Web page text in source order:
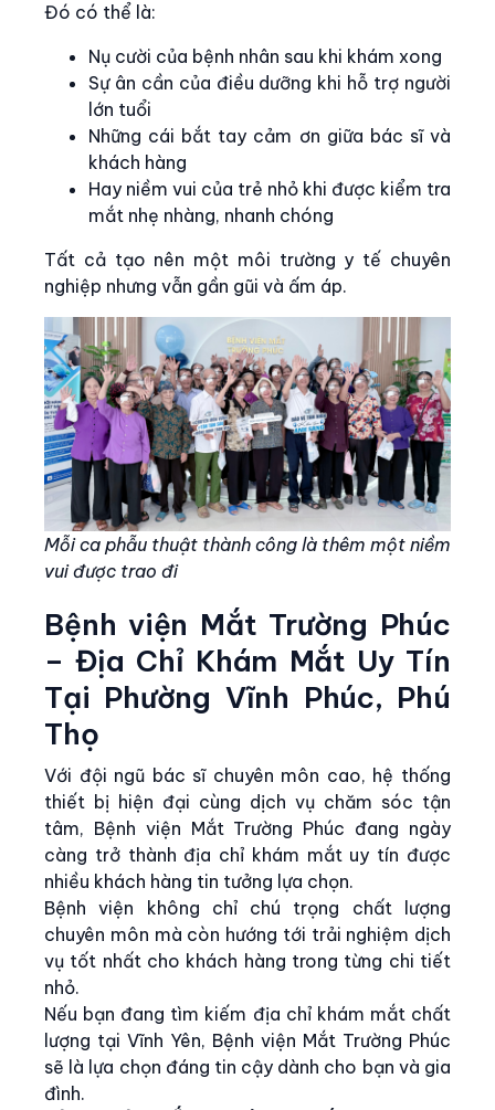
Đó có thể là:
Nụ cười của bệnh nhân sau khi khám xong
Sự ân cần của điều dưỡng khi hỗ trợ người
lớn tuổi
Những cái bắt tay cảm ơn giữa bác sĩ và
khách hàng
Hay niềm vui của trẻ nhỏ khi được kiểm tra
mắt nhẹ nhàng, nhanh chóng
Tất cả tạo nên một môi trường y tế chuyên
nghiệp nhưng vẫn gần gũi và ấm áp.
Mỗi ca phẫu thuật thành công là thêm một niềm
vui được trao đi
Bệnh viện Mắt Trường Phúc
– Địa Chỉ Khám Mắt Uy Tín
Tại Phường Vĩnh Phúc, Phú
Thọ
Với đội ngũ bác sĩ chuyên môn cao, hệ thống
thiết bị hiện đại cùng dịch vụ chăm sóc tận
tâm, Bệnh viện Mắt Trường Phúc đang ngày
càng trở thành địa chỉ khám mắt uy tín được
nhiều khách hàng tin tưởng lựa chọn.
Bệnh viện không chỉ chú trọng chất lượng
chuyên môn mà còn hướng tới trải nghiệm dịch
vụ tốt nhất cho khách hàng trong từng chi tiết
nhỏ.
Nếu bạn đang tìm kiếm địa chỉ khám mắt chất
lượng tại Vĩnh Yên, Bệnh viện Mắt Trường Phúc
sẽ là lựa chọn đáng tin cậy dành cho bạn và gia
đình.